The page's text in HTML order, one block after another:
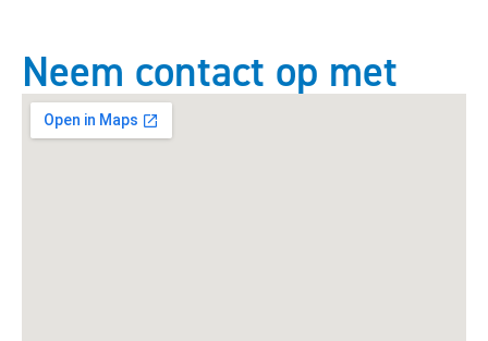
Neem contact op met